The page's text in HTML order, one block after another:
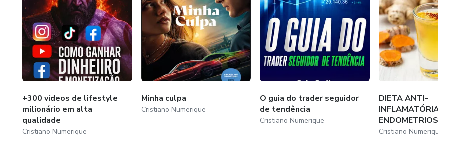
+300 vídeos de lifestyle
milionário em alta
qualidade
Cristiano Numerique
Minha culpa
Cristiano Numerique
O guia do trader seguidor
de tendência
Cristiano Numerique
DIETA ANTI-
INFLAMATÓRIA PARA
ENDOMETRIOSE
Cristiano Numerique